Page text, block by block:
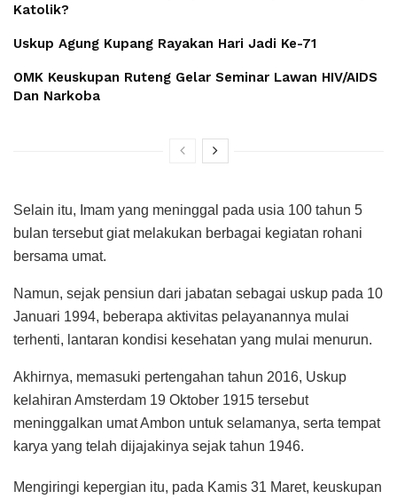
Katolik?
Uskup Agung Kupang Rayakan Hari Jadi Ke-71
OMK Keuskupan Ruteng Gelar Seminar Lawan HIV/AIDS
Dan Narkoba
Selain itu, Imam yang meninggal pada usia 100 tahun 5
bulan tersebut giat melakukan berbagai kegiatan rohani
bersama umat.
Namun, sejak pensiun dari jabatan sebagai uskup pada 10
Januari 1994, beberapa aktivitas pelayanannya mulai
terhenti, lantaran kondisi kesehatan yang mulai menurun.
Akhirnya, memasuki pertengahan tahun 2016, Uskup
kelahiran Amsterdam 19 Oktober 1915 tersebut
meninggalkan umat Ambon untuk selamanya, serta tempat
karya yang telah dijajakinya sejak tahun 1946.
Mengiringi kepergian itu, pada Kamis 31 Maret, keuskupan